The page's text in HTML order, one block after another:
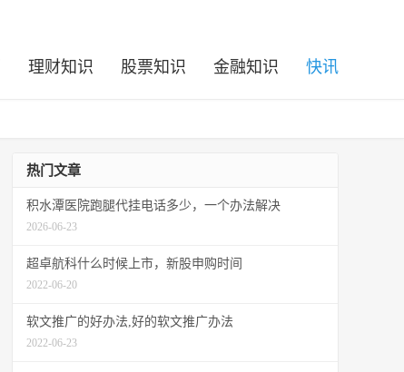
理财知识 股票知识 金融知识 快讯
热门文章
积水潭医院跑腿代挂电话多少，一个办法解决
2026-06-23
超卓航科什么时候上市，新股申购时间
2022-06-20
软文推广的好办法,好的软文推广办法
2022-06-23